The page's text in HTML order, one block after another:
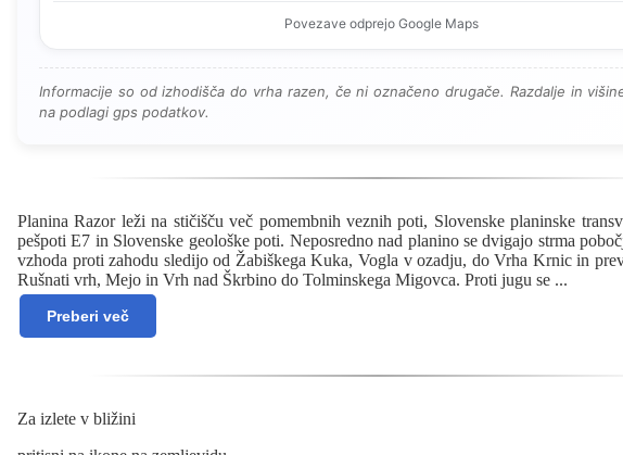
Povezave odprejo Google Maps
Informacije so od izhodišča do vrha razen, če ni označeno drugače. Razdalje in
na podlagi gps podatkov.
Planina Razor leži na stičišču več pomembnih veznih poti, Slovenske planinske
pešpoti E7 in Slovenske geološke poti. Neposredno nad planino se dvigajo strma
vzhoda proti zahodu sledijo od Žabiškega Kuka, Vogla v ozadju, do Vrha Krnic in
Rušnati vrh, Mejo in Vrh nad Škrbino do Tolminskega Migovca. Proti jugu se ...
Preberi več
Za izlete v bližini